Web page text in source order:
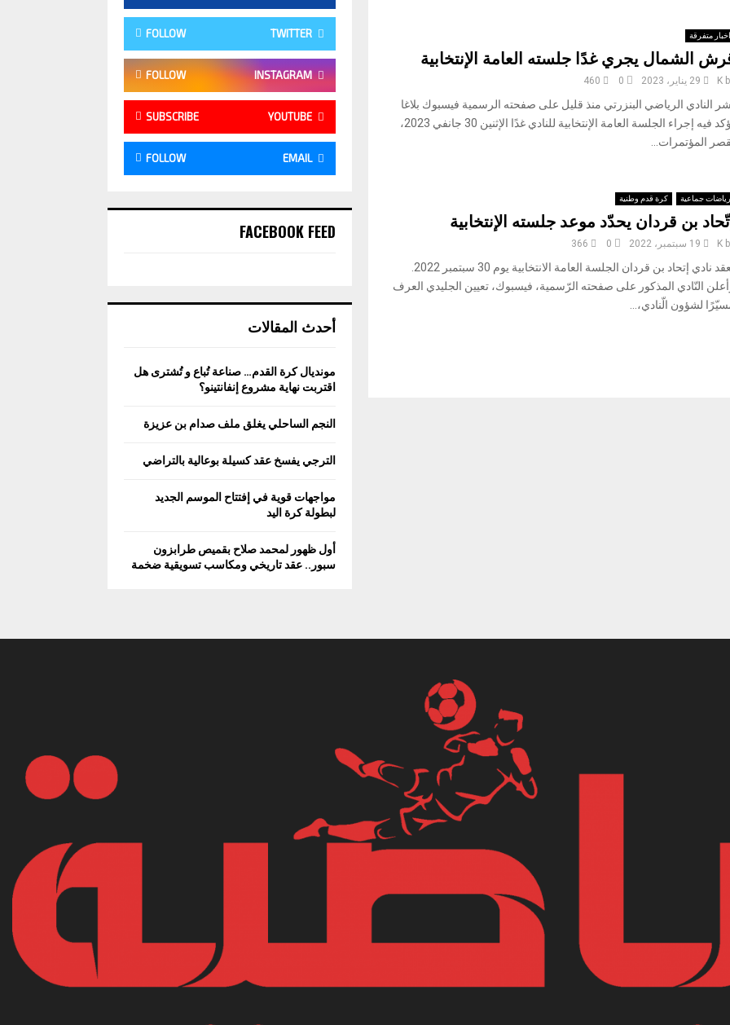
اخبار متفرقة
الشمال يجري غدًا جلسته العامة الإنتخابية
K 29 يناير، 2023 0
460
النادي الرياضي البنزرتي منذ قليل على صفحته الرسمية فيسبوك بلاغا
يؤكد فيه إجراء الجلسة العامة الإنتخابية للنادي غدًا الإثنين 30 جانفي 2023،
المؤتمرات...
رياضات جماعية كرة قدم وطنية
بن قردان يحدّد موعد جلسته الإنتخابية
K 19 سبتمبر، 2022 0
366
النّادي المذكور على صفحته الرّسمية، فيسبوك، تعيين الجليدي العرف
لشؤون الّنادي،...
TWITTER
FOLLOW
INSTAGRAM
FOLLOW
YOUTUBE
SUBSCRIBE
EMAIL
FOLLOW
FACEBOOK FEED
أحدث المقالات
مونديال كرة القدم… صناعة تُباع و تُشترى هل
اقتربت نهاية مشروع إنفانتينو؟
النجم الساحلي يغلق ملف صدام بن عزيزة
الترجي يفسخ عقد كسيلة بوعالية بالتراضي
مواجهات قوية في إفتتاح الموسم الجديد
لبطولة كرة اليد
أول ظهور لمحمد صلاح بقميص طرابزون
سبور.. عقد تاريخي ومكاسب تسويقية ضخمة